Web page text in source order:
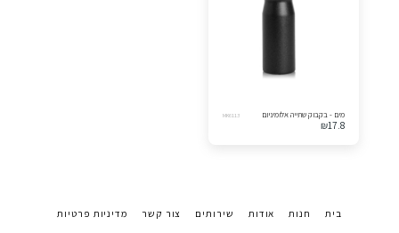
מים - בקבוק שתייה אלומיניום MK6113
₪17.8
בית חנות אודות שירותים צור קשר מדיניות פרטיות